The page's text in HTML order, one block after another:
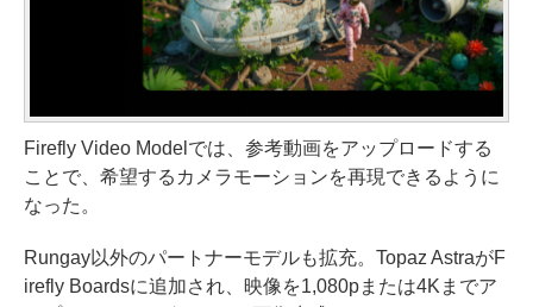
Firefly Video Modelでは、参考動画をアップロードする
ことで、希望するカメラモーションを再現できるように
なった。
Rungay以外のパートナーモデルも拡充。Topaz AstraがF
irefly Boardsに追加され、映像を1,080pまたは4Kまでア